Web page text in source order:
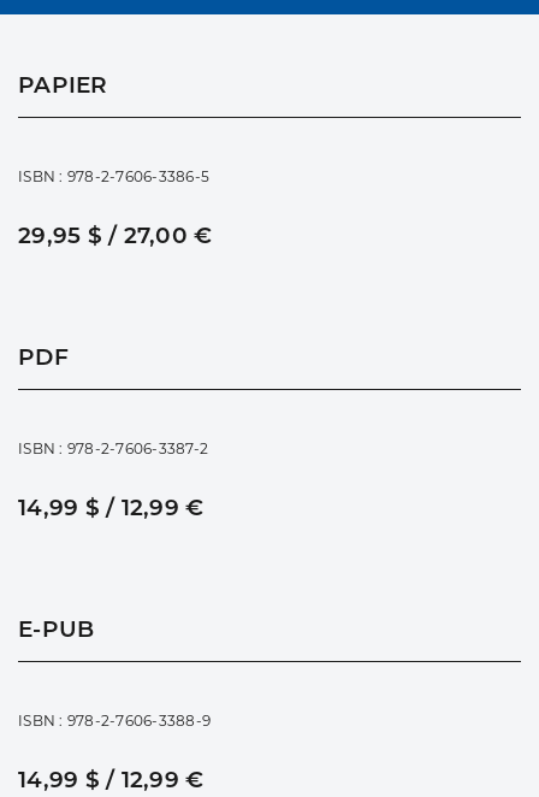
PAPIER
ISBN : 978-2-7606-3386-5
29,95 $ / 27,00 €
PDF
ISBN : 978-2-7606-3387-2
14,99 $ / 12,99 €
E-PUB
ISBN : 978-2-7606-3388-9
14,99 $ / 12,99 €